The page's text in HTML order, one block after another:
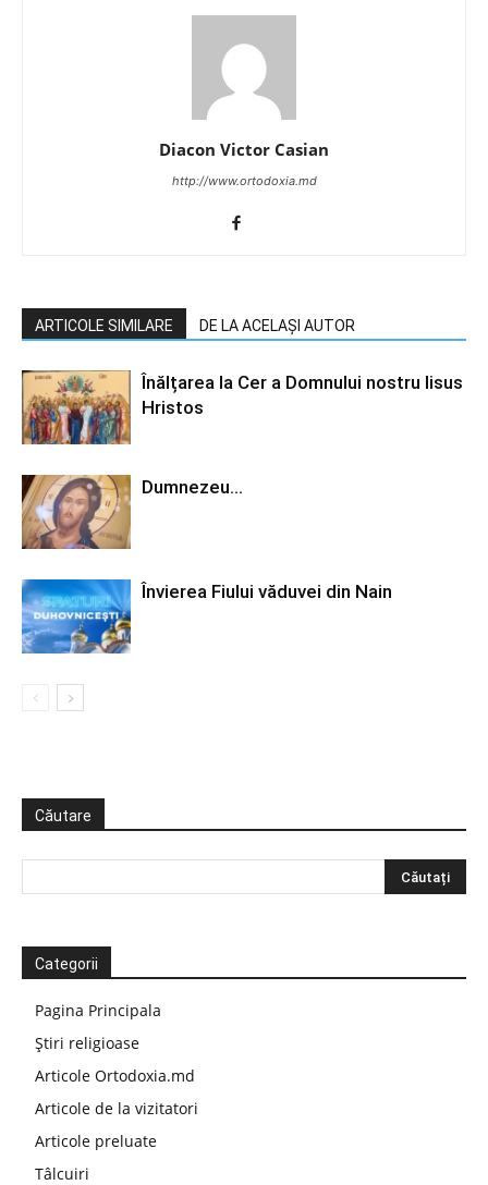
Diacon Victor Casian
http://www.ortodoxia.md
ARTICOLE SIMILARE DE LA ACELAȘI AUTOR
Înălțarea la Cer a Domnului nostru Iisus
Hristos
Dumnezeu…
Învierea Fiului văduvei din Nain
Căutare
Categorii
Pagina Principala
Știri religioase
Articole Ortodoxia.md
Articole de la vizitatori
Articole preluate
Tâlcuiri